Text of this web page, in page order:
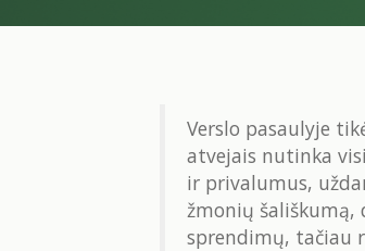
Verslo pasaulyje
atvejais nutinka
ir privalumus,
žmonių šališkumą,
sprendimų, tačiau